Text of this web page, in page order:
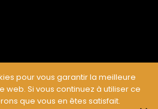
- Webdesign :Cereal Concept
pour vous garantir la meilleure
web. Si vous continuez à utiliser ce
que vous en êtes satisfait.